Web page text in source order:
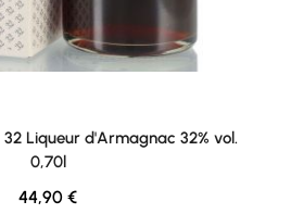
Liqueur d'Armagnac 32% vol.
0,70l
Regulärer Preis:
44,90 €